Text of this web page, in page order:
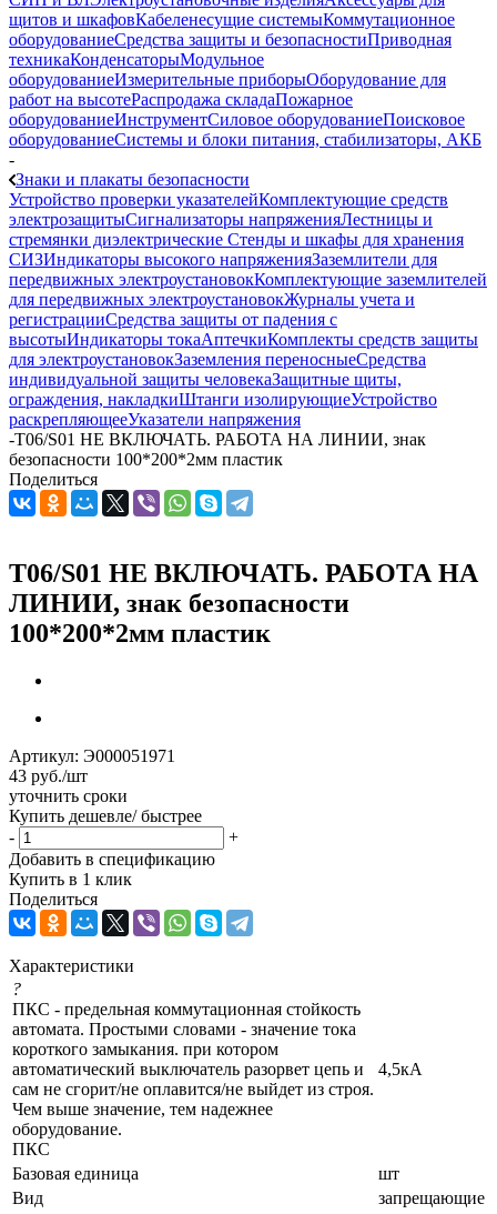
щитов и шкафовКабеленесущие системыКоммутационное
оборудованиеСредства защиты и безопасностиПриводная
техникаКонденсаторыМодульное
оборудованиеИзмерительные приборыОборудование для
работ на высотеРаспродажа складаПожарное
оборудованиеИнструментСиловое оборудованиеПоисковое
оборудованиеСистемы и блоки питания, стабилизаторы, АКБ
-
Знаки и плакаты безопасности
Устройство проверки указателейКомплектующие средств
электрозащитыСигнализаторы напряженияЛестницы и
стремянки диэлектрические Стенды и шкафы для хранения
СИЗИндикаторы высокого напряженияЗаземлители для
передвижных электроустановокКомплектующие заземлителей
для передвижных электроустановокЖурналы учета и
регистрацииСредства защиты от падения с
высотыИндикаторы токаАптечкиКомплекты средств защиты
для электроустановокЗаземления переносныеСредства
индивидуальной защиты человекаЗащитные щиты,
ограждения, накладкиШтанги изолирующиеУстройство
раскрепляющееУказатели напряжения
-Т06/S01 НЕ ВКЛЮЧАТЬ. РАБОТА НА ЛИНИИ, знак
безопасности 100*200*2мм пластик
Поделиться
Т06/S01 НЕ ВКЛЮЧАТЬ. РАБОТА НА
ЛИНИИ, знак безопасности
100*200*2мм пластик
Артикул: Э000051971
43 руб./шт
уточнить сроки
Купить дешевле/ быстрее
-
+
Добавить в спецификацию
Купить в 1 клик
Поделиться
Характеристики
?
ПКС - предельная коммутационная стойкость
автомата. Простыми словами - значение тока
короткого замыкания. при котором
автоматический выключатель разорвет цепь и
сам не сгорит/не оплавится/не выйдет из строя.
Чем выше значение, тем надежнее
оборудование.
ПКС
4,5кА
Базовая единица
шт
Вид
запрещающие